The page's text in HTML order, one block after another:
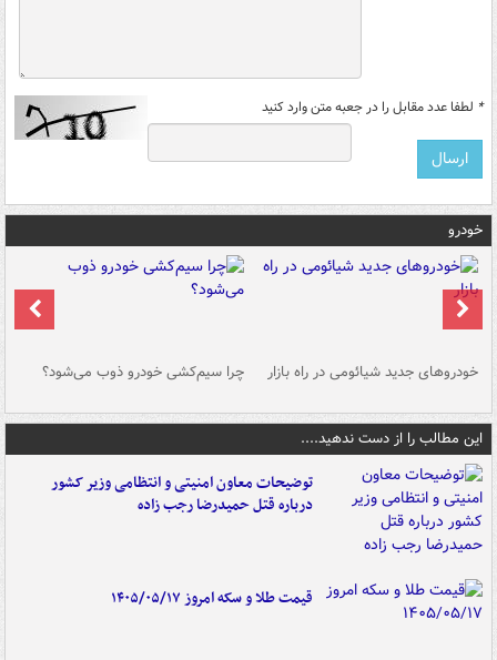
* لطفا عدد مقابل را در جعبه متن وارد کنید
خودرو
خودروهای جدید شیائومی در راه بازار چرا سیم‌کشی خودرو ذوب می‌شود؟
این مطالب را از دست ندهید....
توضیحات معاون امنیتی و انتظامی وزیر کشور
درباره قتل حمیدرضا رجب زاده
قیمت طلا و سکه امروز ۱۴۰۵/۰۵/۱۷